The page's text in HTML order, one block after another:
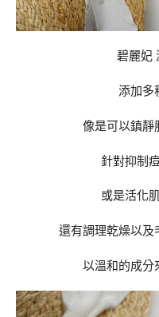
碧麗妃
添加多
像是可以鎮靜
針對抑制
或是活化
還有調理乾燥以及
以溫和的成分